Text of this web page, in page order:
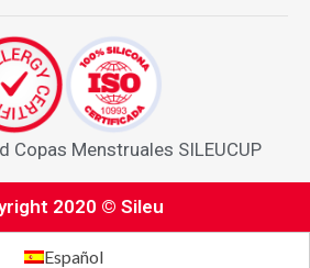
Copas Menstruales SILEUCUP
2020 © Sileu
Español